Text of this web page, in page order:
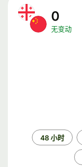
0
无变动
48 小时